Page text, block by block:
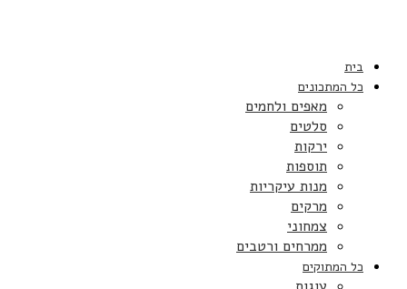
בית
כל המתכונים
מאפים ולחמים
סלטים
ירקות
תוספות
מנות עיקריות
מרקים
צמחוני
ממרחים ורטבים
כל המתוקים